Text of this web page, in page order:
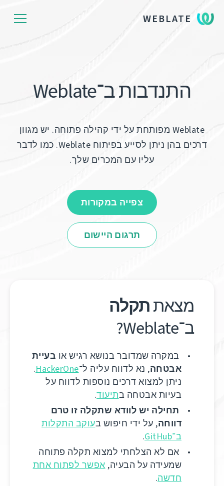
WEBLATE
התנדבות ב־Weblate
Weblate מפותחת על ידי קהילה פתוחה. יש מגוון
דרכים בהן ניתן לסייע בפיתוח Weblate. כמו לדבר
עליו עם המכרים שלך.
צפייה במקורות
תרגום היישום
מצאתתקלה
ב־Weblate?
במקרה שמדובר בנושא רגיש או בעיית
אבטחה, נא לדווח עליה ל־HackerOne
.
ניתן למצוא דרכים נוספות לדווח על
בעיות אבטחה בתיעוד.
תחילה יש לוודא שתקלה זו טרם
דווחה, על ידי חיפוש בעוקב התקלות
ב־GitHub
.
אם לא הצלחתי למצוא תקלה פתוחה
שמעידה על הבעיה, אפשר לפתוח אחת
חדשה.